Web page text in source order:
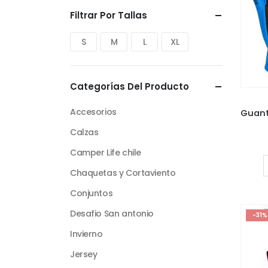
-31%
Filtrar Por Tallas
S M L XL
Categorías Del Producto
Accesorios
Calzas
Camper Life chile
Chaquetas y Cortaviento
Conjuntos
Desafio San antonio
Invierno
Jersey